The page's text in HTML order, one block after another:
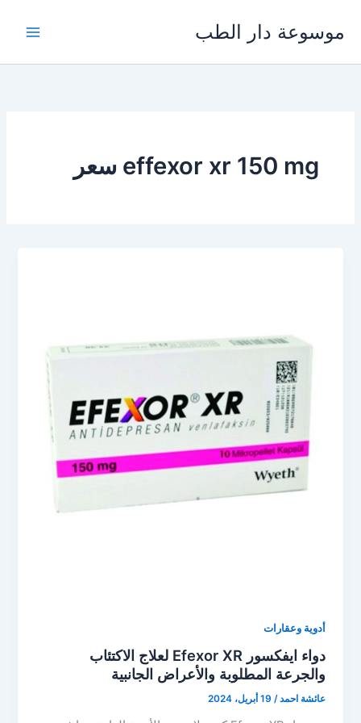
المحتوى
موسوعة دار الطب
effexor xr 150 mg سعر
أدوية وعقارات
دواء ايفكسور Efexor XR لعلاج الاكتئاب
والجرعة المطلوبة والأعراض الجانبية
عائشة احمد/ 19 أبريل، 2024